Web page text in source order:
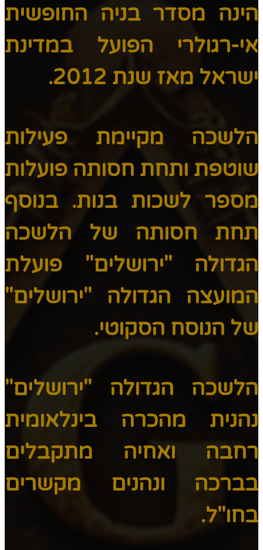
הינה מסדר בניה החופשית
אי-רגולרי הפועל במדינת
ישראל מאז שנת 2012.
הלשכה מקיימת פעילות
שוטפת ותחת חסותה פועלות
מספר לשכות בנות. בנוסף
תחת חסותה של הלשכה
הגדולה "ירושלים" פועלת
המועצה הגדולה "ירושלים"
של הנוסח הסקוטי.
הלשכה הגדולה "ירושלים"
נהנית מהכרה בינלאומית
רחבה ואחיה מתקבלים
בברכה ונהנים מקשרים
בחו"ל.